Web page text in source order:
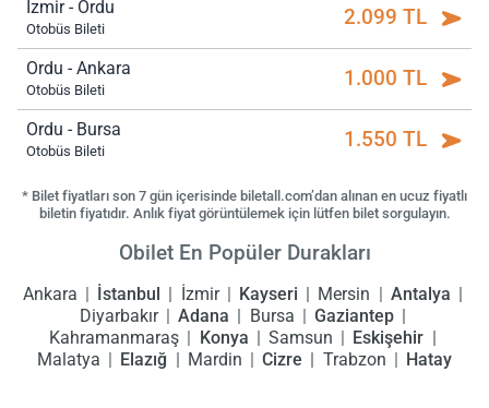
İzmir - Ordu
Otobüs Bileti 2.099 TL
Ordu - Ankara
Otobüs Bileti 1.000 TL
Ordu - Bursa
Otobüs Bileti 1.550 TL
* Bilet fiyatları son 7 gün içerisinde biletall.com’dan alınan en ucuz fiyatlı
biletin fiyatıdır. Anlık fiyat görüntülemek için lütfen bilet sorgulayın.
Obilet En Popüler Durakları
Ankara İstanbul İzmir Kayseri Mersin
Antalya
Diyarbakır
Adana Bursa
Gaziantep
Kahramanmaraş
Konya Samsun
Eskişehir
Malatya
Elazığ Mardin Cizre Trabzon Hatay